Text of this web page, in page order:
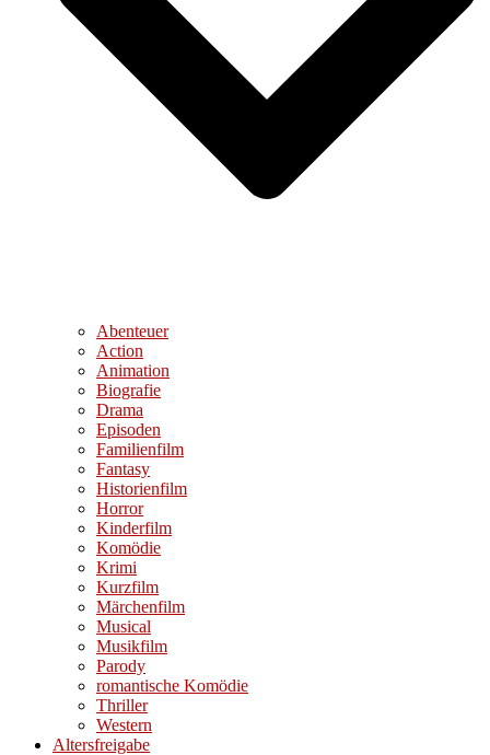
Abenteuer
Action
Animation
Biografie
Drama
Episoden
Familienfilm
Fantasy
Historienfilm
Horror
Kinderfilm
Komödie
Krimi
Kurzfilm
Märchenfilm
Musical
Musikfilm
Parody
romantische Komödie
Thriller
Western
Altersfreigabe